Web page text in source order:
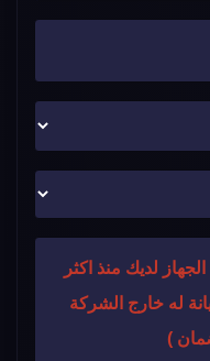
لديك منذ اكثر
له خارج الشركة
)